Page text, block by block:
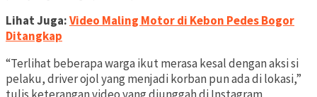
Lihat Juga:Video Maling Motor di Kebon Pedes Bogor
Ditangkap
“Terlihat beberapa warga ikut merasa kesal dengan aksi si
pelaku, driver ojol yang menjadi korban pun ada di lokasi,”